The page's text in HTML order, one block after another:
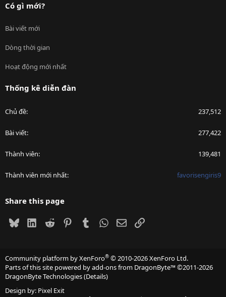
Có gì mới?
Bài viết mới
Dòng thời gian
Hoạt động mới nhất
Thống kê diễn đàn
Chủ đề 237,512
Bài viết 277,422
Thành viên 139,481
Thành viên mới nhất favorisengiris9
Share this page
BlueskyLinkedIn
Reddit PinterestTumblrWhatsApp
EmailLink
Community platform by XenForo® © 2010-2026 XenForo Ltd.
Parts of this site powered byadd-ons from DragonByte™©2011-2026
DragonByte Technologies(Details)
Design by: Pixel Exit